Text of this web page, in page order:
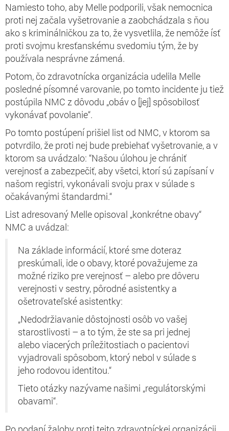
Namiesto toho, aby Melle podporili, však nemocnica
proti nej začala vyšetrovanie a zaobchádzala s ňou
ako s kriminálničkou za to, že vysvetlila, že nemôže ísť
proti svojmu kresťanskému svedomiu tým, že by
používala nesprávne zámená.
Potom, čo zdravotnícka organizácia udelila Melle
posledné písomné varovanie, po tomto incidente ju tiež
postúpila NMC z dôvodu „obáv o [jej] spôsobilosť
vykonávať povolanie“.
Po tomto postúpení prišiel list od NMC, v ktorom sa
potvrdilo, že proti nej bude prebiehať vyšetrovanie, a v
ktorom sa uvádzalo: “Našou úlohou je chrániť
verejnosť a zabezpečiť, aby všetci, ktorí sú zapísaní v
našom registri, vykonávali svoju prax v súlade s
očakávanými štandardmi.“
List adresovaný Melle opisoval „konkrétne obavy“
NMC a uvádzal:
Na základe informácií, ktoré sme doteraz
preskúmali, ide o obavy, ktoré považujeme za
možné riziko pre verejnosť – alebo pre dôveru
verejnosti v sestry, pôrodné asistentky a
ošetrovateľské asistentky:
„Nedodržiavanie dôstojnosti osôb vo vašej
starostlivosti – a to tým, že ste sa pri jednej
alebo viacerých príležitostiach o pacientovi
vyjadrovali spôsobom, ktorý nebol v súlade s
jeho rodovou identitou.“
Tieto otázky nazývame našimi „regulátorskými
obavami“.